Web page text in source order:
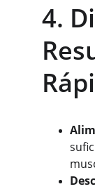
4.